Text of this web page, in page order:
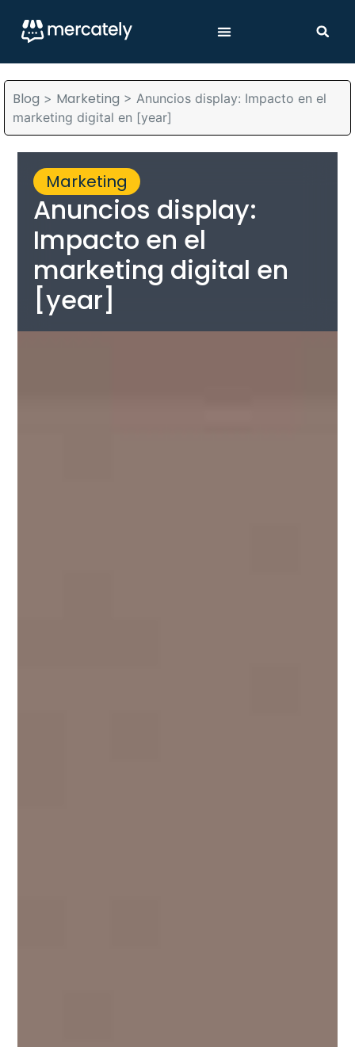
Blog > Marketing > Anuncios display: Impacto en el
marketing digital en [year]
Marketing
Anuncios display:
Impacto en el
marketing digital en
[year]